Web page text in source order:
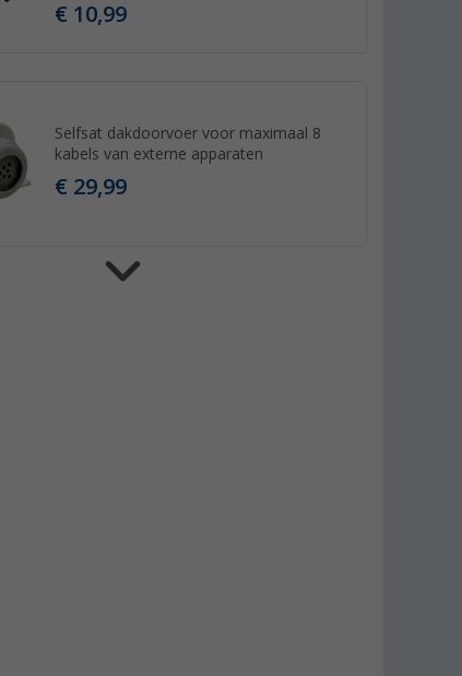
€ 10,99
Selfsat dakdoorvoer voor maximaal 8
kabels van externe apparaten
€ 29,99